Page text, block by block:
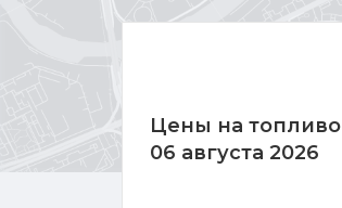
Цены на топливо
06 августа 2026